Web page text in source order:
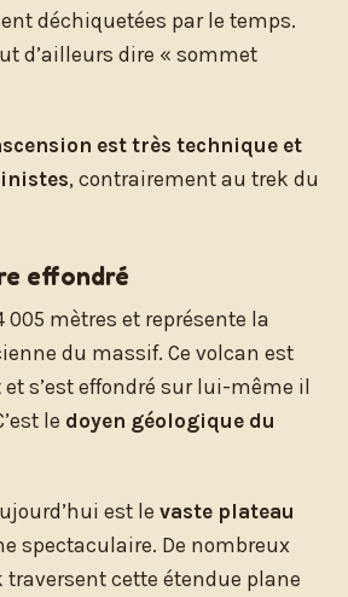
déchiquetées par le temps.
d’ailleurs dire « sommet
est très technique et
, contrairement au trek du
effondré
mètres et représente la
du massif. Ce volcan est
s’est effondré sur lui-même il
le doyen géologique du
est le vaste plateau
spectaculaire. De nombreux
traversent cette étendue plane